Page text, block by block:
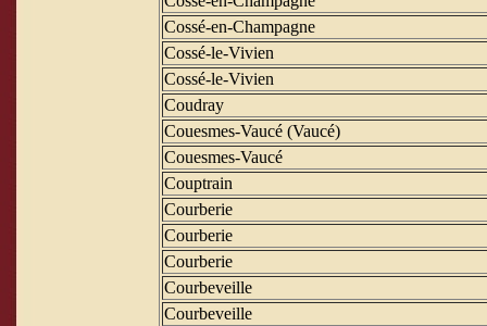
Cossé-en-Champagne
Cossé-le-Vivien
Cossé-le-Vivien
Coudray
Couesmes-Vaucé (Vaucé)
Couesmes-Vaucé
Couptrain
Courberie
Courberie
Courberie
Courbeveille
Courbeveille